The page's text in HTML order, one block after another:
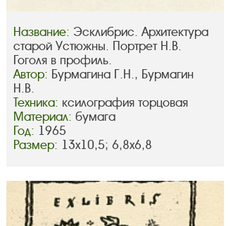
Название: Эсклибрис. Архитектура
старой Устюжны. Портрет Н.В.
Гоголя в профиль.
Автор: Бурмагина Г.Н., Бурмагин
Н.В.
Техника: ксилография торцовая
Материал: бумага
Год: 1965
Размер: 13х10,5; 6,8х6,8